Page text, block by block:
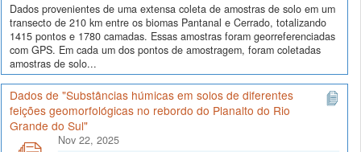
Dados provenientes de uma extensa coleta de amostras de solo em um
transecto de 210 km entre os biomas Pantanal e Cerrado, totalizando
1415 pontos e 1780 camadas. Essas amostras foram georreferenciadas
com GPS. Em cada um dos pontos de amostragem, foram coletadas
amostras de solo...
Dados de "Substâncias húmicas em solos de diferentes
feições geomorfológicas no rebordo do Planalto do Rio
Grande do Sul"
Nov 22, 2025